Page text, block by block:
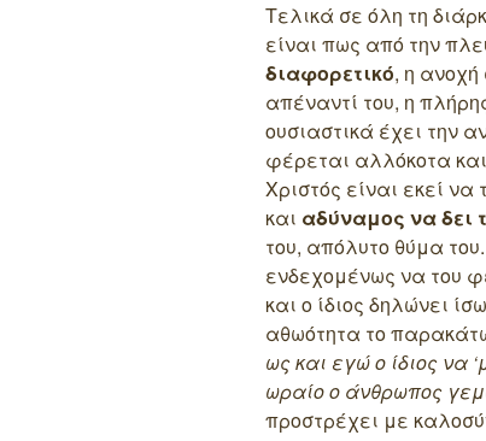
Τελικά σε όλη τη
είναι πως από την
διαφορετικό, η
απέναντί του, η
ουσιαστικά έχει την
φέρεται αλλόκοτα
Χριστός είναι εκεί
και αδύναμος να δει
του, απόλυτο θύμα
ενδεχομένως να του
και ο ίδιος δηλώνει
αθωότητα το
ως και εγώ ο ίδιος να
ωραίο ο άνθρωπος
προστρέχει με